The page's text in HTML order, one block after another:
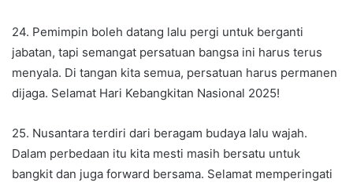
24. Pemimpin boleh datang lalu pergi untuk berganti
jabatan, tapi semangat persatuan bangsa ini harus terus
menyala. Di tangan kita semua, persatuan harus permanen
dijaga. Selamat Hari Kebangkitan Nasional 2025!
25. Nusantara terdiri dari beragam budaya lalu wajah.
Dalam perbedaan itu kita mesti masih bersatu untuk
bangkit dan juga forward bersama. Selamat memperingati